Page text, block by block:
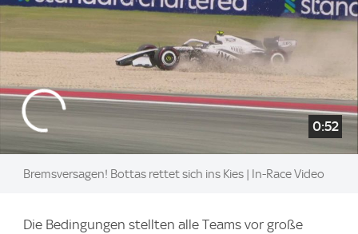
0:52
Bremsversagen! Bottas rettet sich ins Kies | In-Race Video
Die Bedingungen stellten alle Teams vor große